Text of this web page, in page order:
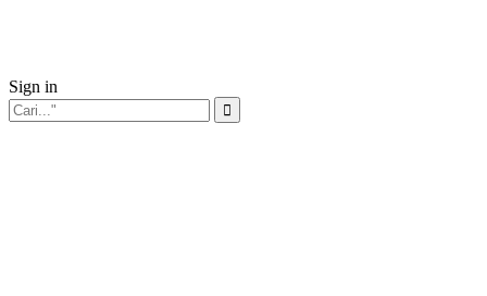
Sign in